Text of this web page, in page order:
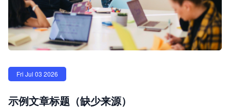
Fri Jul 03 2026
示例文章标题（缺少来源）